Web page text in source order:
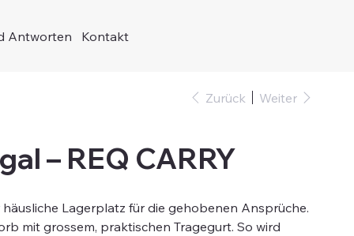
Antworten Kontakt
Zurück Weiter
– REQ CARRY
häusliche Lagerplatz für die gehobenen Ansprüche.
mit grossem, praktischen Tragegurt. So wird